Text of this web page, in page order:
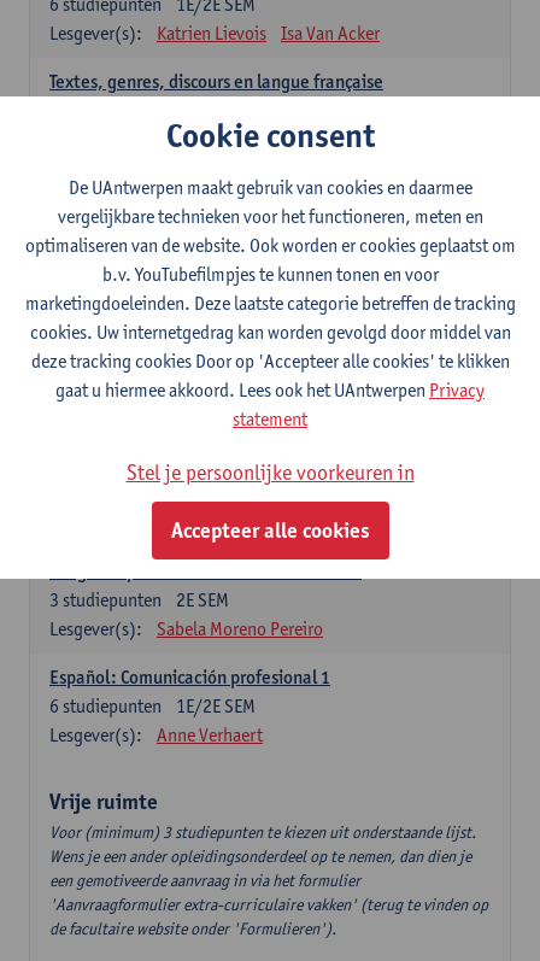
Lesgever(s):
Katrien Lievois Isa Van Acker
Textes, genres, discours en langue française
Kris Peeters
Spaans: verplichte opleidingsonderdelen
Gramática española 1
1E SEM
studiepunten
Lesgever(s):
Anne Verhaert
Gramática española 2
2E SEM
3studiepunten
Anne Verhaert
Lengua española: Destrezas básicas
Sabela Moreno Pereiro
2E SEM
3 studiepunten
Lesgever(s):
Sabela Moreno Pereiro
Español: Comunicación profesional 1
1E/2E SEM
6 studiepunten
Lesgever(s):
Anne Verhaert
Vrije ruimte
Voor (minimum) 3 studiepunten te kiezen uit onderstaande lijst.
Wens je een ander opleidingsonderdeel op te nemen, dan dien je
een gemotiveerde aanvraag in via het formulier
'Aanvraagformulier extra-curriculaire vakken' (terug te vinden op
de facultaire website onder 'Formulieren').
Cookie consent
De UAntwerpen maakt gebruik van cookies en daarmee
vergelijkbare technieken voor het functioneren, meten en
optimaliseren van de website. Ook worden er cookies geplaatst om
b.v. YouTubefilmpjes te kunnen tonen en voor
marketingdoeleinden. Deze laatste categorie betreffen de tracking
cookies. Uw internetgedrag kan worden gevolgd door middel van
deze tracking cookies Door op 'Accepteer alle cookies' te klikken
gaat u hiermee akkoord. Lees ook het UAntwerpen Privacy
statement
Stel je persoonlijke voorkeuren in
Accepteer alle cookies